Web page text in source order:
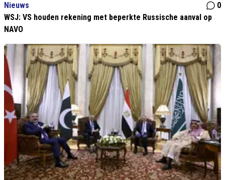
Nieuws
0
WSJ: VS houden rekening met beperkte Russische aanval op
NAVO